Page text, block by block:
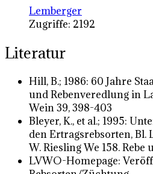
Lemberger
Zugriffe: 2192
Literatur
Hill, B.; 1986: 60 Jahre
und Rebenveredlung in
Wein 39, 398-403
Bleyer, K., et al.; 1995:
den Ertragsrebsorten, Bl.
W. Riesling We 158.
LVWO-Homepage: